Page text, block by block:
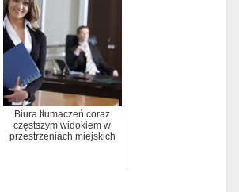
Biura tłumaczeń coraz
częstszym widokiem w
przestrzeniach miejskich